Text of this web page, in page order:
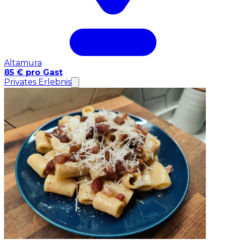
Altamura
85 € pro Gast
Privates Erlebnis